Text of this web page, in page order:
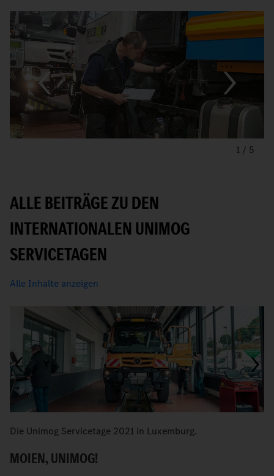
1 / 5
ALLE BEITRÄGE ZU DEN
INTERNATIONALEN UNIMOG
SERVICETAGEN
Alle Inhalte anzeigen
Die Unimog Servicetage 2021 in Luxemburg.
MOIEN, UNIMOG!